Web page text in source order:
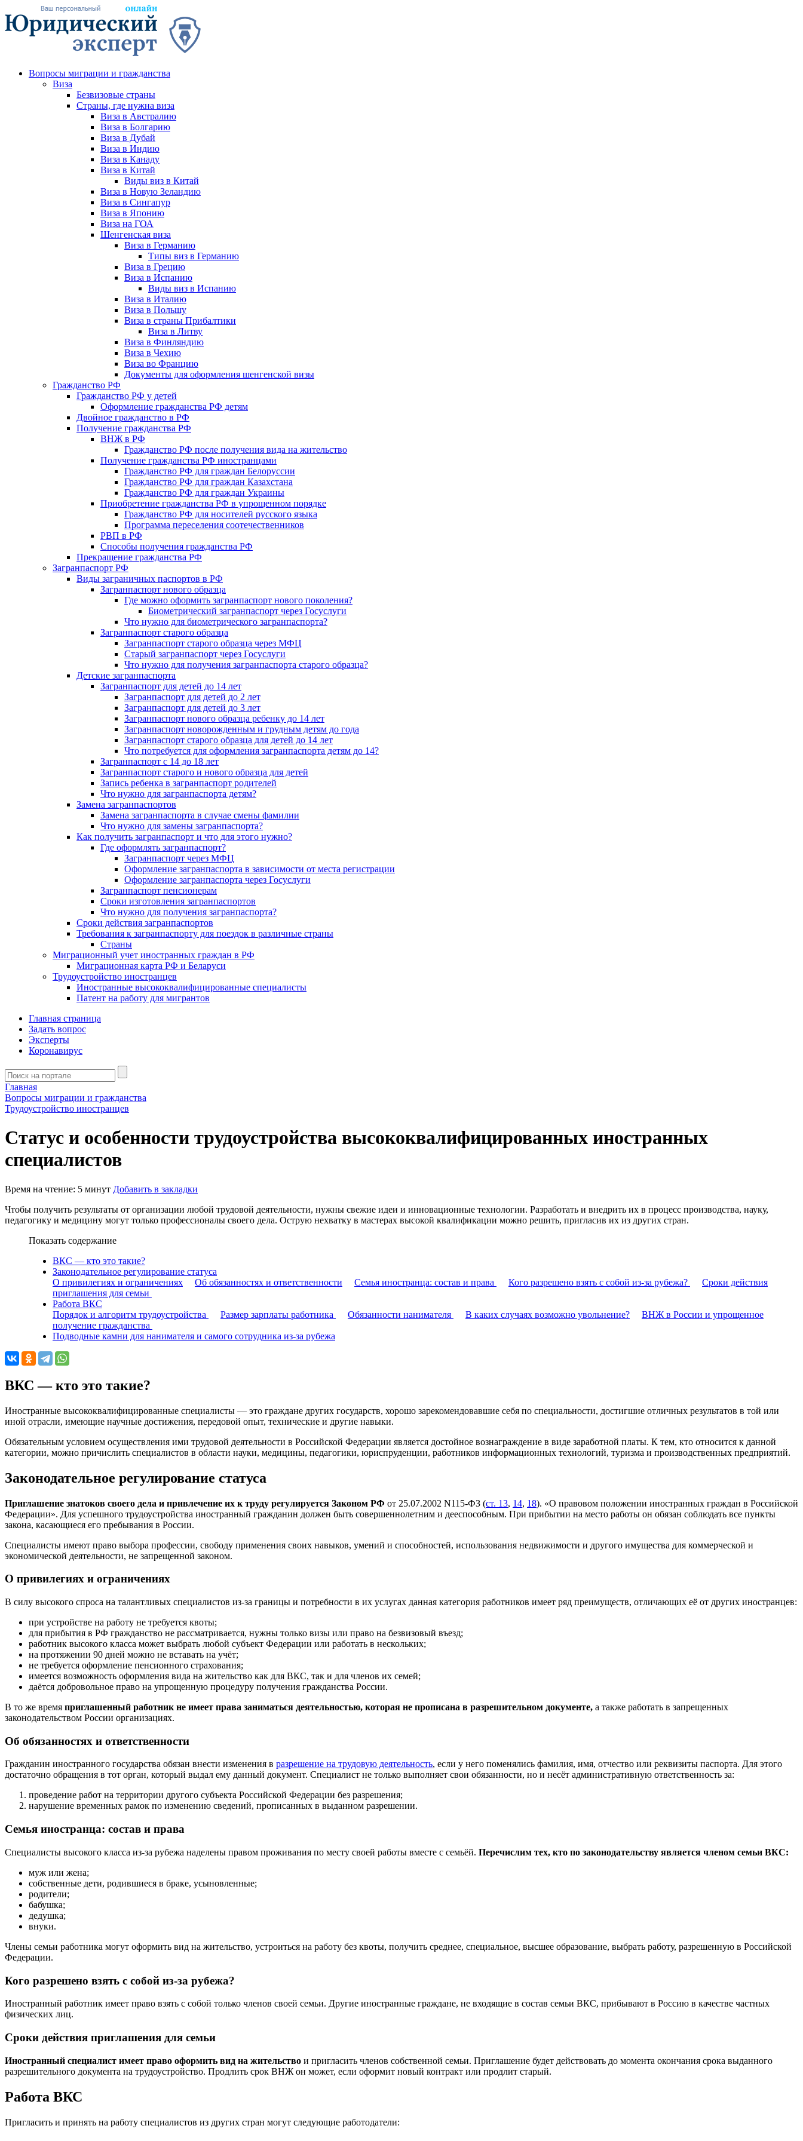
Вопросы миграции и гражданства
Виза
Безвизовые страны
Страны, где нужна виза
Виза в Австралию
Виза в Болгарию
Виза в Дубай
Виза в Индию
Виза в Канаду
Виза в Китай
Виды виз в Китай
Виза в Новую Зеландию
Виза в Сингапур
Виза в Японию
Виза на ГОА
Шенгенская виза
Виза в Германию
Типы виз в Германию
Виза в Грецию
Виза в Испанию
Виды виз в Испанию
Виза в Италию
Виза в Польшу
Виза в страны Прибалтики
Виза в Литву
Виза в Финляндию
Виза в Чехию
Виза во Францию
Документы для оформления шенгенской визы
Гражданство РФ
Гражданство РФ у детей
Оформление гражданства РФ детям
Двойное гражданство в РФ
Получение гражданства РФ
ВНЖ в РФ
Гражданство РФ после получения вида на жительство
Получение гражданства РФ иностранцами
Гражданство РФ для граждан Белоруссии
Гражданство РФ для граждан Казахстана
Гражданство РФ для граждан Украины
Приобретение гражданства РФ в упрощенном порядке
Гражданство РФ для носителей русского языка
Программа переселения соотечественников
РВП в РФ
Способы получения гражданства РФ
Прекращение гражданства РФ
Загранпаспорт РФ
Виды заграничных паспортов в РФ
Загранпаспорт нового образца
Где можно оформить загранпаспорт нового поколения?
Биометрический загранпаспорт через Госуслуги
Что нужно для биометрического загранпаспорта?
Загранпаспорт старого образца
Загранпаспорт старого образца через МФЦ
Старый загранпаспорт через Госуслуги
Что нужно для получения загранпаспорта старого образца?
Детские загранпаспорта
Загранпаспорт для детей до 14 лет
Загранпаспорт для детей до 2 лет
Загранпаспорт для детей до 3 лет
Загранпаспорт нового образца ребенку до 14 лет
Загранпаспорт новорожденным и грудным детям до года
Загранпаспорт старого образца для детей до 14 лет
Что потребуется для оформления загранпаспорта детям до 14?
Загранпаспорт с 14 до 18 лет
Загранпаспорт старого и нового образца для детей
Запись ребенка в загранпаспорт родителей
Что нужно для загранпаспорта детям?
Замена загранпаспортов
Замена загранпаспорта в случае смены фамилии
Что нужно для замены загранпаспорта?
Как получить загранпаспорт и что для этого нужно?
Где оформлять загранпаспорт?
Загранпаспорт через МФЦ
Оформление загранпаспорта в зависимости от места регистрации
Оформление загранпаспорта через Госуслуги
Загранпаспорт пенсионерам
Сроки изготовления загранпаспортов
Что нужно для получения загранпаспорта?
Сроки действия загранпаспортов
Требования к загранпаспорту для поездок в различные страны
Страны
Миграционный учет иностранных граждан в РФ
Миграционная карта РФ и Беларуси
Трудоустройство иностранцев
Иностранные высококвалифицированные специалисты
Патент на работу для мигрантов
Главная страница
Задать вопрос
Эксперты
Коронавирус
Главная
Вопросы миграции и гражданства
Трудоустройство иностранцев
Статус и особенности трудоустройства высококвалифицированных иностранных
специалистов
Время на чтение: 5 минут Добавить в закладки
Чтобы получить результаты от организации любой трудовой деятельности, нужны свежие идеи и инновационные технологии. Разработать и внедрить их в процесс производства, науку,
педагогику и медицину могут только профессионалы своего дела. Острую нехватку в мастерах высокой квалификации можно решить, пригласив их из других стран.
Показать содержание
ВКС — кто это такие?
Законодательное регулирование статуса
О привилегиях и ограничениях
Об обязанностях и ответственности Семья иностранца: состав и права Кого разрешено взять с собой из-за рубежа?
Сроки действия
приглашения для семьи
Работа ВКС
Порядок и алгоритм трудоустройства
Размер зарплаты работника Обязанности нанимателя В каких случаях возможно увольнение?
ВНЖ в России и упрощенное
получение гражданства
Подводные камни для нанимателя и самого сотрудника из-за рубежа
ВКС — кто это такие?
Иностранные высококвалифицированные специалисты — это граждане других государств, хорошо зарекомендовавшие себя по специальности, достигшие отличных результатов в той или
иной отрасли, имеющие научные достижения, передовой опыт, технические и другие навыки.
Обязательным условием осуществления ими трудовой деятельности в Российской Федерации является достойное вознаграждение в виде заработной платы. К тем, кто относится к данной
категории, можно причислить специалистов в области науки, медицины, педагогики, юриспруденции, работников информационных технологий, туризма и производственных предприятий.
Законодательное регулирование статуса
Приглашение знатоков своего дела и привлечение их к труду регулируется Законом РФ от 25.07.2002 N115-ФЗ (ст. 13, 14, 18). «О правовом положении иностранных граждан в Российской
Федерации». Для успешного трудоустройства иностранный гражданин должен быть совершеннолетним и дееспособным. При прибытии на место работы он обязан соблюдать все пункты
закона, касающиеся его пребывания в России.
Специалисты имеют право выбора профессии, свободу применения своих навыков, умений и способностей, использования недвижимости и другого имущества для коммерческой и
экономической деятельности, не запрещенной законом.
О привилегиях и ограничениях
В силу высокого спроса на талантливых специалистов из-за границы и потребности в их услугах данная категория работников имеет ряд преимуществ, отличающих её от других иностранцев:
при устройстве на работу не требуется квоты;
для прибытия в РФ гражданство не рассматривается, нужны только визы или право на безвизовый въезд;
работник высокого класса может выбрать любой субъект Федерации или работать в нескольких;
на протяжении 90 дней можно не вставать на учёт;
не требуется оформление пенсионного страхования;
имеется возможность оформления вида на жительство как для ВКС, так и для членов их семей;
даётся добровольное право на упрощенную процедуру получения гражданства России.
В то же время приглашенный работник не имеет права заниматься деятельностью, которая не прописана в разрешительном документе, а также работать в запрещенных
законодательством России организациях.
Об обязанностях и ответственности
Гражданин иностранного государства обязан внести изменения в разрешение на трудовую деятельность, если у него поменялись фамилия, имя, отчество или реквизиты паспорта. Для этого
достаточно обращения в тот орган, который выдал ему данный документ. Специалист не только выполняет свои обязанности, но и несёт административную ответственность за:
проведение работ на территории другого субъекта Российской Федерации без разрешения;
нарушение временных рамок по изменению сведений, прописанных в выданном разрешении.
Семья иностранца: состав и права
Специалисты высокого класса из-за рубежа наделены правом проживания по месту своей работы вместе с семьёй. Перечислим тех, кто по законодательству является членом семьи ВКС:
муж или жена;
собственные дети, родившиеся в браке, усыновленные;
родители;
бабушка;
дедушка;
внуки.
Члены семьи работника могут оформить вид на жительство, устроиться на работу без квоты, получить среднее, специальное, высшее образование, выбрать работу, разрешенную в Российской
Федерации.
Кого разрешено взять с собой из-за рубежа?
Иностранный работник имеет право взять с собой только членов своей семьи. Другие иностранные граждане, не входящие в состав семьи ВКС, прибывают в Россию в качестве частных
физических лиц.
Сроки действия приглашения для семьи
Иностранный специалист имеет право оформить вид на жительство и пригласить членов собственной семьи. Приглашение будет действовать до момента окончания срока выданного
разрешительного документа на трудоустройство. Продлить срок ВНЖ он может, если оформит новый контракт или продлит старый.
Работа ВКС
Пригласить и принять на работу специалистов из других стран могут следующие работодатели: